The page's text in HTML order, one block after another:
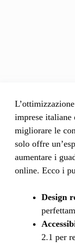
imprese italiane
migliorare le
solo offre
aumentare i
online. Ecco i
Design
2.1 per